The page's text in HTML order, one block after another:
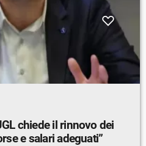
chiede il rinnovo dei
e salari adeguati”